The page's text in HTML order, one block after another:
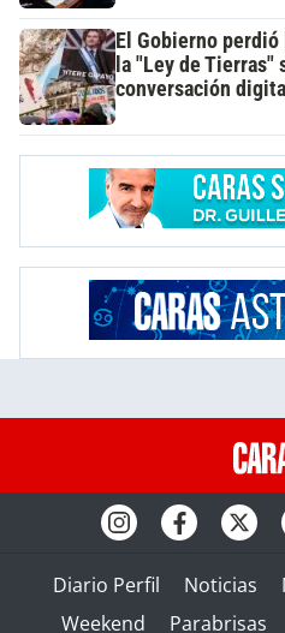
El Gobierno
la "Ley de Tierras"
conversación digital
Diario Perfil Noticias
Weekend
Parabrisas